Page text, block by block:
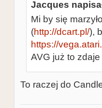
Jacques
Mi by się
(http://dcart.pl/),
https://
AVG już to
To raczej do